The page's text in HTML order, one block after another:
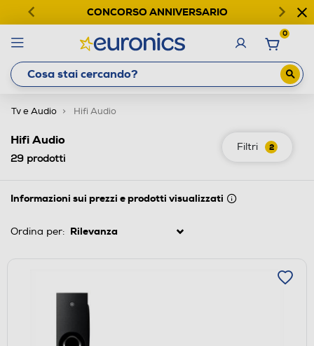
CONCORSO ANNIVERSARIO
0
Tv e Audio Hifi Audio
Filtri 2
Hifi Audio
29 prodotti
Informazioni sui prezzi e prodotti visualizzati
Ordina per: